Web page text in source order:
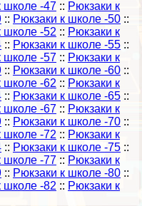
школе -47 :: Рюкзаки к
:: Рюкзаки к школе -50 ::
школе -52 :: Рюкзаки к
:: Рюкзаки к школе -55 ::
школе -57 :: Рюкзаки к
:: Рюкзаки к школе -60 ::
школе -62 :: Рюкзаки к
:: Рюкзаки к школе -65 ::
школе -67 :: Рюкзаки к
:: Рюкзаки к школе -70 ::
школе -72 :: Рюкзаки к
:: Рюкзаки к школе -75 ::
школе -77 :: Рюкзаки к
:: Рюкзаки к школе -80 ::
школе -82 :: Рюкзаки к